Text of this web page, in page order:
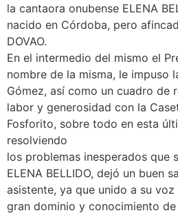
la cantaora onubense ELENA
nacido en Córdoba, pero
DOVAO.
En el intermedio del mismo el
nombre de la misma, le impuso
Gómez, así como un cuadro de
labor y generosidad con la
Fosforito, sobre todo en esta
resolviendo
los problemas inesperados que
ELENA BELLIDO, dejó un buen
asistente, ya que unido a su
gran dominio y conocimiento